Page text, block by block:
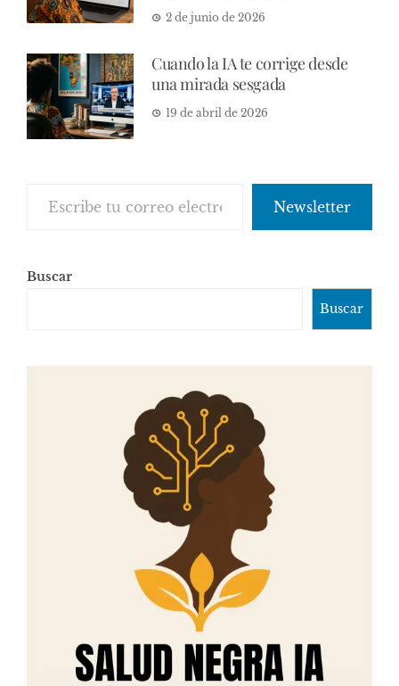
2 de junio de 2026
Cuando la IA te corrige desde
una mirada sesgada
19 de abril de 2026
Newsletter
Buscar
Buscar